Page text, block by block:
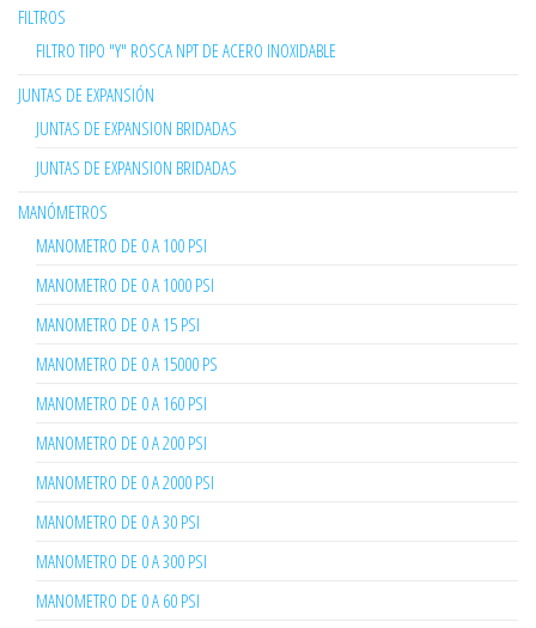
FILTROS
FILTRO TIPO "Y" ROSCA NPT DE ACERO INOXIDABLE
JUNTAS DE EXPANSIÓN
JUNTAS DE EXPANSION BRIDADAS
JUNTAS DE EXPANSION BRIDADAS
MANÓMETROS
MANOMETRO DE 0 A 100 PSI
MANOMETRO DE 0 A 1000 PSI
MANOMETRO DE 0 A 15 PSI
MANOMETRO DE 0 A 15000 PS
MANOMETRO DE 0 A 160 PSI
MANOMETRO DE 0 A 200 PSI
MANOMETRO DE 0 A 2000 PSI
MANOMETRO DE 0 A 30 PSI
MANOMETRO DE 0 A 300 PSI
MANOMETRO DE 0 A 60 PSI